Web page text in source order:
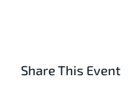
Share This Event